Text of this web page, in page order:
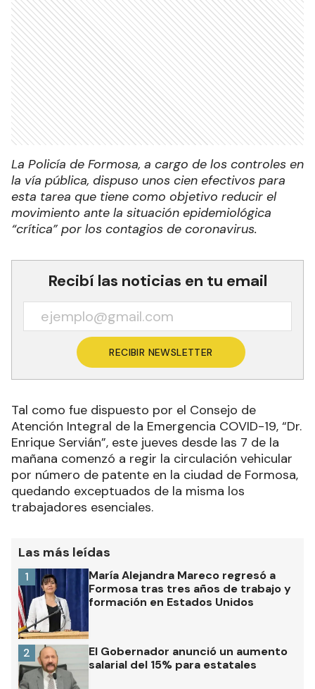
La Policía de Formosa, a cargo de los controles en
la vía pública, dispuso unos cien efectivos para
esta tarea que tiene como objetivo reducir el
movimiento ante la situación epidemiológica
“crítica” por los contagios de coronavirus.
Recibí las noticias en tu email
RECIBIR NEWSLETTER
Tal como fue dispuesto por el Consejo de
Atención Integral de la Emergencia COVID-19, “Dr.
Enrique Servián”, este jueves desde las 7 de la
mañana comenzó a regir la circulación vehicular
por número de patente en la ciudad de Formosa,
quedando exceptuados de la misma los
trabajadores esenciales.
Las más leídas
María Alejandra Mareco regresó a
Formosa tras tres años de trabajo y
formación en Estados Unidos
1
El Gobernador anunció un aumento
salarial del 15% para estatales
2